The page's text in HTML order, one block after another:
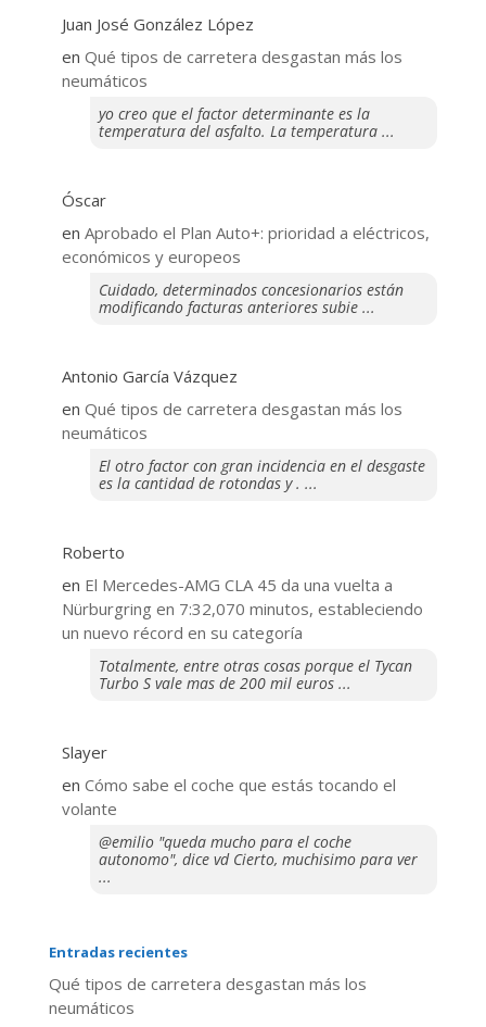
Juan José González López
en Qué tipos de carretera desgastan más los
neumáticos
yo creo que el factor determinante es la
temperatura del asfalto. La temperatura ...
Óscar
en Aprobado el Plan Auto+: prioridad a eléctricos,
económicos y europeos
Cuidado, determinados concesionarios están
modificando facturas anteriores subie ...
Antonio García Vázquez
en Qué tipos de carretera desgastan más los
neumáticos
El otro factor con gran incidencia en el desgaste
es la cantidad de rotondas y . ...
Roberto
en El Mercedes-AMG CLA 45 da una vuelta a
Nürburgring en 7:32,070 minutos, estableciendo
un nuevo récord en su categoría
Totalmente, entre otras cosas porque el Tycan
Turbo S vale mas de 200 mil euros ...
Slayer
en ​Cómo sabe el coche que estás tocando el
volante
@emilio "queda mucho para el coche
autonomo", dice vd Cierto, muchisimo para ver
...
Entradas recientes
Qué tipos de carretera desgastan más los
neumáticos